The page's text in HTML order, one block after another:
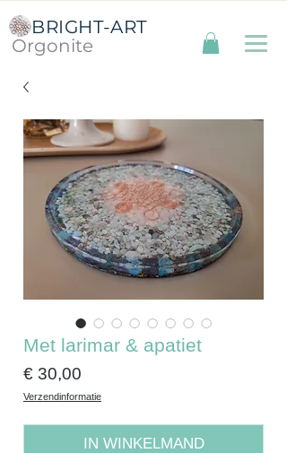
BRIGHT-ART
Orgonite
Met larimar & apatiet
€ 30,00
Verzendinformatie
IN WINKELMAND